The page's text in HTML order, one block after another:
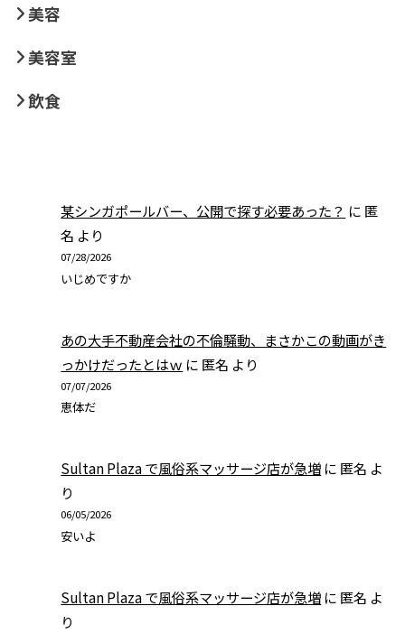
美容
美容室
飲食
某シンガポールバー、公開で探す必要あった？ に 匿
名 より
07/28/2026
いじめですか
あの大手不動産会社の不倫騒動、まさかこの動画がき
っかけだったとはｗ に 匿名 より
07/07/2026
恵体だ
Sultan Plaza で風俗系マッサージ店が急増 に 匿名 よ
り
06/05/2026
安いよ
Sultan Plaza で風俗系マッサージ店が急増 に 匿名 よ
り